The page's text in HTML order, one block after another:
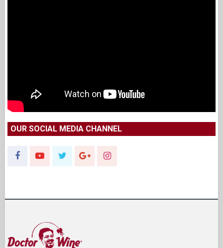
OUR SOCIAL MEDIA CHANNEL